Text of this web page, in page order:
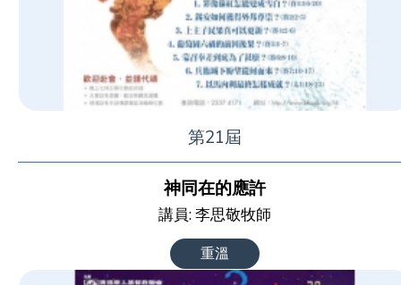
第21屆
神同在的應許
講員: 李思敬牧師
重溫